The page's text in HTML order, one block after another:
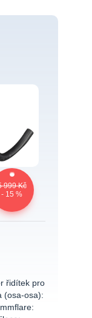
999 Kč
- 15 %
řidítek pro
(osa-osa):